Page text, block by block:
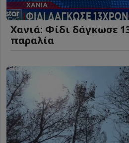
Χανιά: Φίδι δάγκωσε
παραλία